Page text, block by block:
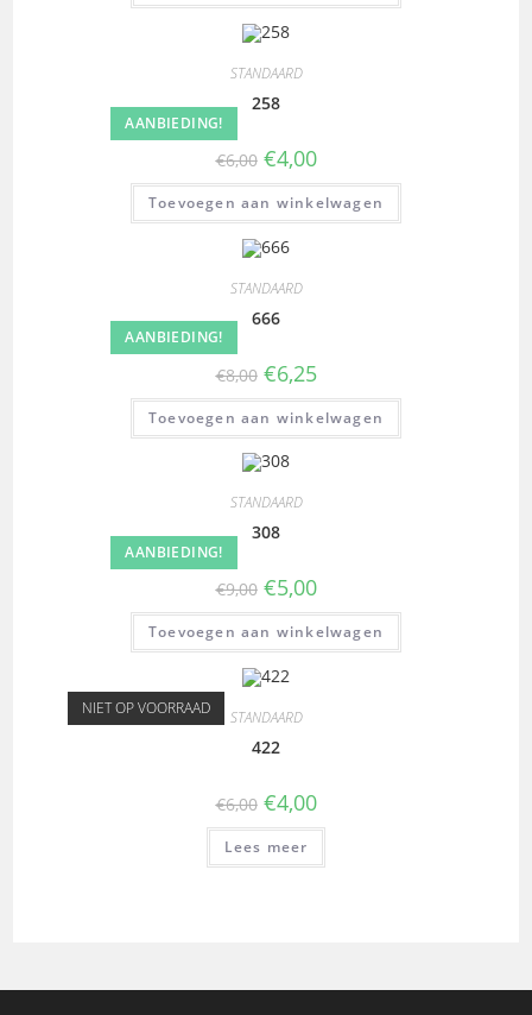
AANBIEDING!
STANDAARD
258
€6,00 €4,00
Toevoegen aan winkelwagen
AANBIEDING!
STANDAARD
666
€8,00 €6,25
Toevoegen aan winkelwagen
AANBIEDING!
STANDAARD
308
€9,00 €5,00
Toevoegen aan winkelwagen
NIET OP VOORRAAD STANDAARD
422
€6,00 €4,00
Lees meer